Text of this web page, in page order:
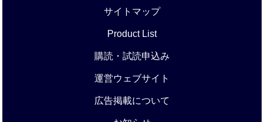
サイトマップ
Product List
購読・試読申込み
運営ウェブサイト
広告掲載について